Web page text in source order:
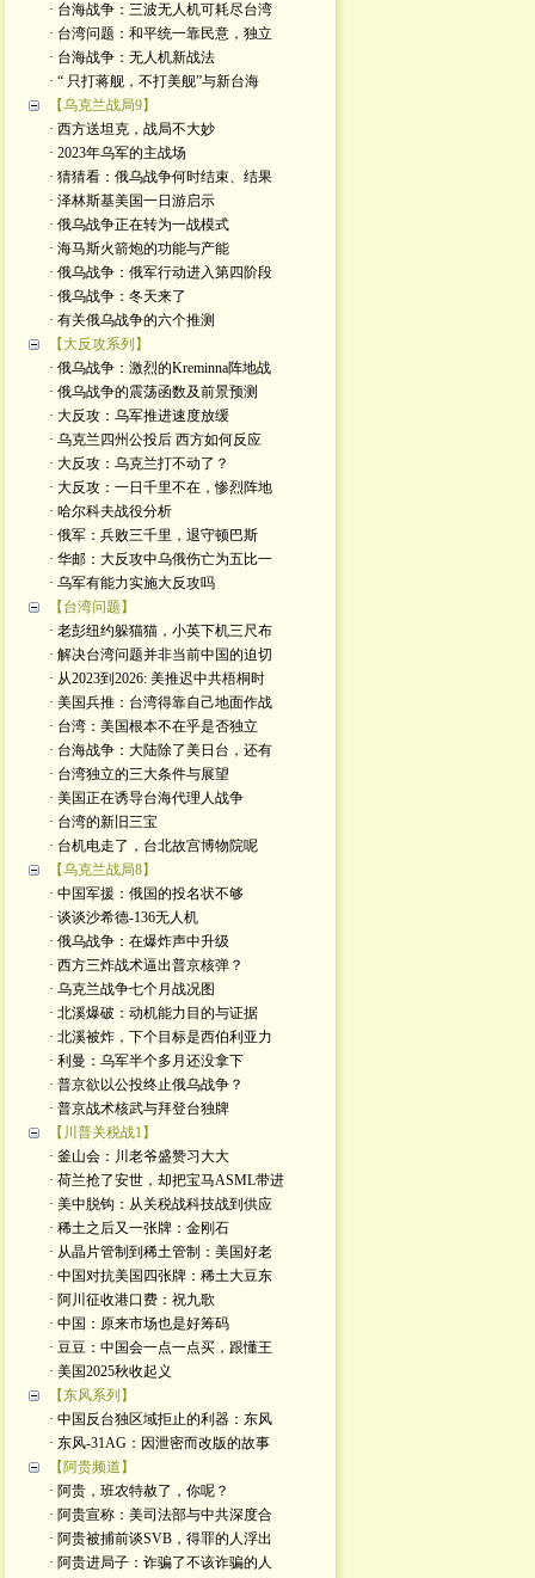
· 台海战争：三波无人机可耗尽台湾
· 台湾问题：和平统一靠民意，独立
· 台海战争：无人机新战法
· “ 只打蒋舰，不打美舰”与新台海
【乌克兰战局9】
· 西方送坦克，战局不大妙
· 2023年乌军的主战场
· 猜猜看：俄乌战争何时结束、结果
· 泽林斯基美国一日游启示
· 俄乌战争正在转为一战模式
· 海马斯火箭炮的功能与产能
· 俄乌战争：俄军行动进入第四阶段
· 俄乌战争：冬天来了
· 有关俄乌战争的六个推测
【大反攻系列】
· 俄乌战争：激烈的Kreminna阵地战
· 俄乌战争的震荡函数及前景预测
· 大反攻：乌军推进速度放缓
· 乌克兰四州公投后 西方如何反应
· 大反攻：乌克兰打不动了？
· 大反攻：一日千里不在，惨烈阵地
· 哈尔科夫战役分析
· 俄军：兵败三千里，退守顿巴斯
· 华邮：大反攻中乌俄伤亡为五比一
· 乌军有能力实施大反攻吗
【台湾问题】
· 老彭纽约躲猫猫，小英下机三尺布
· 解决台湾问题并非当前中国的迫切
· 从2023到2026: 美推迟中共梧桐时
· 美国兵推：台湾得靠自己地面作战
· 台湾：美国根本不在乎是否独立
· 台海战争：大陆除了美日台，还有
· 台湾独立的三大条件与展望
· 美国正在诱导台海代理人战争
· 台湾的新旧三宝
· 台机电走了，台北故宫博物院呢
【乌克兰战局8】
· 中国军援：俄国的投名状不够
· 谈谈沙希德-136无人机
· 俄乌战争：在爆炸声中升级
· 西方三炸战术逼出普京核弹？
· 乌克兰战争七个月战况图
· 北溪爆破：动机能力目的与证据
· 北溪被炸，下个目标是西伯利亚力
· 利曼：乌军半个多月还没拿下
· 普京欲以公投终止俄乌战争？
· 普京战术核武与拜登台独牌
【川普关税战1】
· 釜山会：川老爷盛赞习大大
· 荷兰抢了安世，却把宝马ASML带进
· 美中脱钩：从关税战科技战到供应
· 稀土之后又一张牌：金刚石
· 从晶片管制到稀土管制：美国好老
· 中国对抗美国四张牌：稀土大豆东
· 阿川征收港口费：祝九歌
· 中国：原来市场也是好筹码
· 豆豆：中国会一点一点买，跟懂王
· 美国2025秋收起义
【东风系列】
· 中国反台独区域拒止的利器：东风
· 东风-31AG：因泄密而改版的故事
【阿贵频道】
· 阿贵，班农特赦了，你呢？
· 阿贵宣称：美司法部与中共深度合
· 阿贵被捕前谈SVB，得罪的人浮出
· 阿贵进局子：诈骗了不该诈骗的人